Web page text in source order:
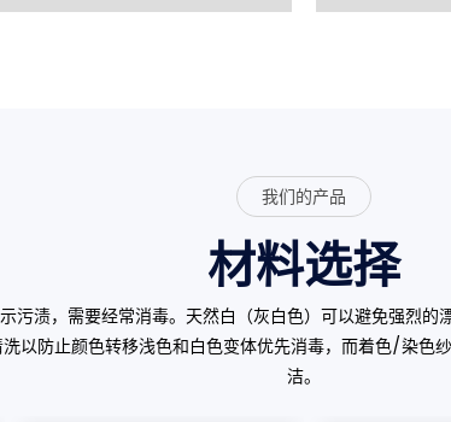
我们的产品
材料选择
污渍，需要经常消毒。天然白（灰白色）可以避免强烈
以防止颜色转移浅色和白色变体优先消毒，而着色/染色
洁。